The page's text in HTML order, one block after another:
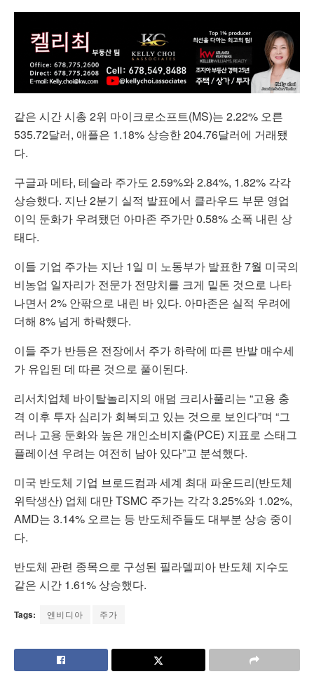
같은 시간 시총 2위 마이크로소프트(MS)는 2.22% 오른
535.72달러, 애플은 1.18% 상승한 204.76달러에 거래됐
다.
구글과 메타, 테슬라 주가도 2.59%와 2.84%, 1.82% 각각
상승했다. 지난 2분기 실적 발표에서 클라우드 부문 영업
이익 둔화가 우려됐던 아마존 주가만 0.58% 소폭 내린 상
태다.
이들 기업 주가는 지난 1일 미 노동부가 발표한 7월 미국의
비농업 일자리가 전문가 전망치를 크게 밑돈 것으로 나타
나면서 2% 안팎으로 내린 바 있다. 아마존은 실적 우려에
더해 8% 넘게 하락했다.
이들 주가 반등은 전장에서 주가 하락에 따른 반발 매수세
가 유입된 데 따른 것으로 풀이된다.
리서치업체 바이탈놀리지의 애덤 크리사풀리는 “고용 충
격 이후 투자 심리가 회복되고 있는 것으로 보인다”며 “그
러나 고용 둔화와 높은 개인소비지출(PCE) 지표로 스태그
플레이션 우려는 여전히 남아 있다”고 분석했다.
미국 반도체 기업 브로드컴과 세계 최대 파운드리(반도체
위탁생산) 업체 대만 TSMC 주가는 각각 3.25%와 1.02%,
AMD는 3.14% 오르는 등 반도체주들도 대부분 상승 중이
다.
반도체 관련 종목으로 구성된 필라델피아 반도체 지수도
같은 시간 1.61% 상승했다.
Tags: 엔비디아 주가